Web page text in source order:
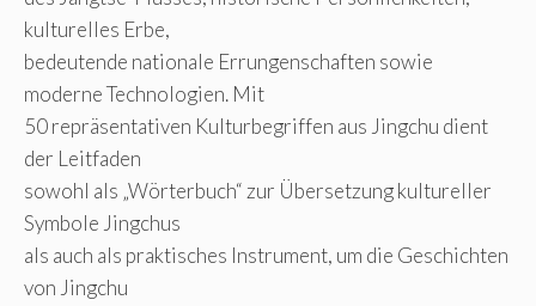
kulturelles Erbe,
bedeutende nationale Errungenschaften sowie
moderne Technologien. Mit
50 repräsentativen Kulturbegriffen aus Jingchu dient
der Leitfaden
sowohl als „Wörterbuch“ zur Übersetzung kultureller
Symbole Jingchus
als auch als praktisches Instrument, um die Geschichten
von Jingchu